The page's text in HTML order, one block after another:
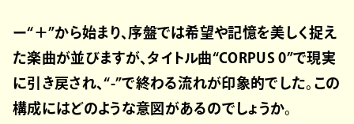
ー“＋”から始まり、序盤では希望や記憶を美しく捉え
た楽曲が並びますが、タイトル曲“CORPUS 0”で現実
に引き戻され、“-”で終わる流れが印象的でした。この
構成にはどのような意図があるのでしょうか。